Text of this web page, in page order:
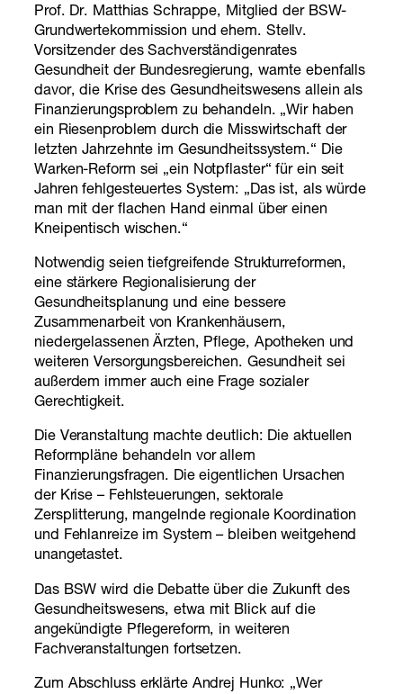
Prof. Dr. Matthias Schrappe, Mitglied der BSW-
Grundwertekommission und ehem. Stellv.
Vorsitzender des Sachverständigenrates
Gesundheit der Bundesregierung, warnte ebenfalls
davor, die Krise des Gesundheitswesens allein als
Finanzierungsproblem zu behandeln. „Wir haben
ein Riesenproblem durch die Misswirtschaft der
letzten Jahrzehnte im Gesundheitssystem.“ Die
Warken-Reform sei „ein Notpflaster“ für ein seit
Jahren fehlgesteuertes System: „Das ist, als würde
man mit der flachen Hand einmal über einen
Kneipentisch wischen.“
Notwendig seien tiefgreifende Strukturreformen,
eine stärkere Regionalisierung der
Gesundheitsplanung und eine bessere
Zusammenarbeit von Krankenhäusern,
niedergelassenen Ärzten, Pflege, Apotheken und
weiteren Versorgungsbereichen. Gesundheit sei
außerdem immer auch eine Frage sozialer
Gerechtigkeit.
Die Veranstaltung machte deutlich: Die aktuellen
Reformpläne behandeln vor allem
Finanzierungsfragen. Die eigentlichen Ursachen
der Krise – Fehlsteuerungen, sektorale
Zersplitterung, mangelnde regionale Koordination
und Fehlanreize im System – bleiben weitgehend
unangetastet.
Das BSW wird die Debatte über die Zukunft des
Gesundheitswesens, etwa mit Blick auf die
angekündigte Pflegereform, in weiteren
Fachveranstaltungen fortsetzen.
Zum Abschluss erklärte Andrej Hunko: „Wer